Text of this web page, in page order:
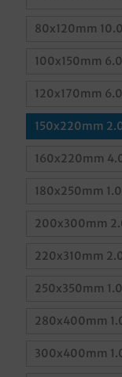
80x120mm
100x150mm
120x170mm
150x220mm
160x220mm
180x250mm
200x300mm
220x310mm
250x350mm
280x400mm
300x400mm